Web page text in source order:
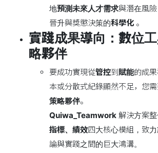
地預測未來人才需求與潛在風險
晉升與獎懲決策的科學化 。
實踐成果導向：數位
略夥伴
要成功實現從管控到 賦能的成
本或分散式紀錄顯然不足，您
策略夥伴。
Quiwa_Teamwork 解決方案
指標、績效四大核心模組，致
論與實踐之間的巨大鴻溝。